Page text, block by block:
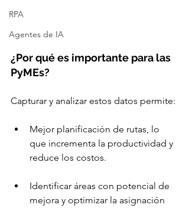
RPA
Agentes de IA
¿Por qué es importante para las
PyMEs?
Capturar y analizar estos datos permite:
Mejor planificación de rutas, lo
que incrementa la productividad y
reduce los costos.
Identificar áreas con potencial de
mejora y optimizar la asignación